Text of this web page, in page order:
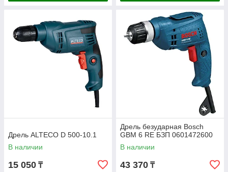
Дрель ALTECO D 500-10.1
В наличии
15 050 ₸
Дрель безударная Bosch
GBM 6 RE БЗП 0601472600
В наличии
43 370 ₸